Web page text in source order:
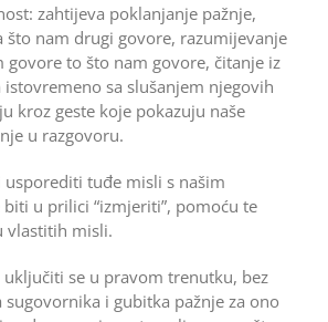
zahtijeva poklanjanje pažnje,
što nam drugi govore, razumijevanje
govore to što nam govore, čitanje iz
sa slušanjem njegovih
kroz geste koje pokazuju naše
u razgovoru.
usporediti tuđe misli s našim
u prilici “izmjeriti”, pomoću te
vlastitih misli.
uključiti se u pravom trenutku, bez
sugovornika i gubitka pažnje za ono